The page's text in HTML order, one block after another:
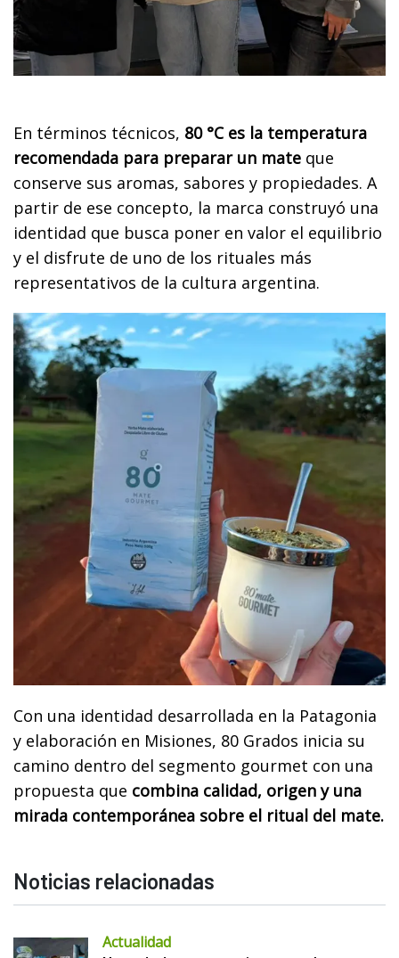
En términos técnicos, 80 °C es la temperatura
recomendada para preparar un mate que
conserve sus aromas, sabores y propiedades. A
partir de ese concepto, la marca construyó una
identidad que busca poner en valor el equilibrio
y el disfrute de uno de los rituales más
representativos de la cultura argentina.
Con una identidad desarrollada en la Patagonia
y elaboración en Misiones, 80 Grados inicia su
camino dentro del segmento gourmet con una
propuesta que combina calidad, origen y una
mirada contemporánea sobre el ritual del mate.
Noticias relacionadas
Actualidad